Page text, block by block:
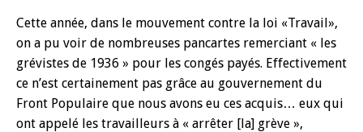
Cette année, dans le mouvement contre la loi «Travail»,
on a pu voir de nombreuses pancartes remerciant « les
grévistes de 1936 » pour les congés payés. Effectivement
ce n’est certainement pas grâce au gouvernement du
Front Populaire que nous avons eu ces acquis… eux qui
ont appelé les travailleurs à « arrêter [la] grève »,